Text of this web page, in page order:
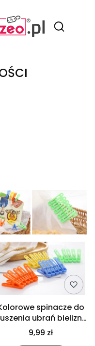
Otwórz
spinacze do
ubrań bielizny
klamerki klipsy zestaw
20 szt
9,99 zł